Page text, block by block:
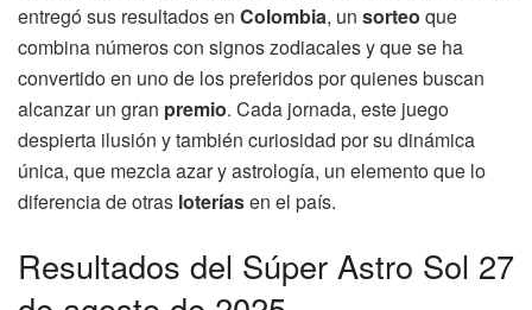
entregó sus resultados en Colombia, un sorteo que
combina números con signos zodiacales y que se ha
convertido en uno de los preferidos por quienes buscan
alcanzar un gran premio. Cada jornada, este juego
despierta ilusión y también curiosidad por su dinámica
única, que mezcla azar y astrología, un elemento que lo
diferencia de otras loteríasen el país.
Resultados del Súper Astro Sol 27